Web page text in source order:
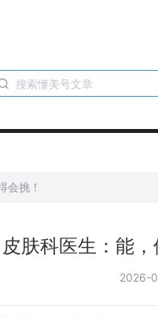
会挑！
肤科医生：能，
2026-